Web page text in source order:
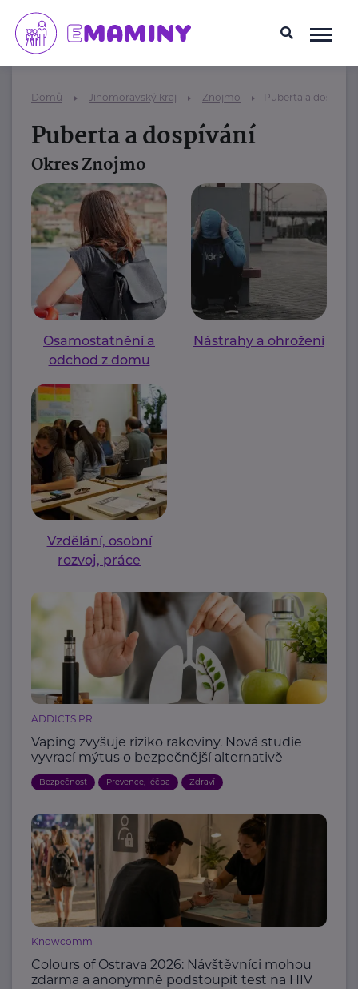
Domů Jihomoravský kraj Znojmo Puberta a
Puberta a dospívání
Okres Znojmo
Osamostatnění a
odchod z domu
Nástrahy a ohrožení
Vzdělání, osobní
rozvoj, práce
ADDICTS PR
Vaping zvyšuje riziko rakoviny. Nová studie
vyvrací mýtus o bezpečnější alternativě
Bezpečnost Prevence, léčba Zdraví
Knowcomm
Colours of Ostrava 2026: Návštěvníci mohou
zdarma a anonymně podstoupit test na HIV